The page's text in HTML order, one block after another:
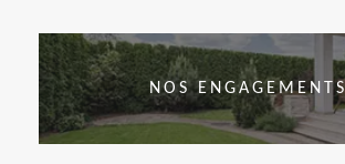
NOS ENGAGEMENTS